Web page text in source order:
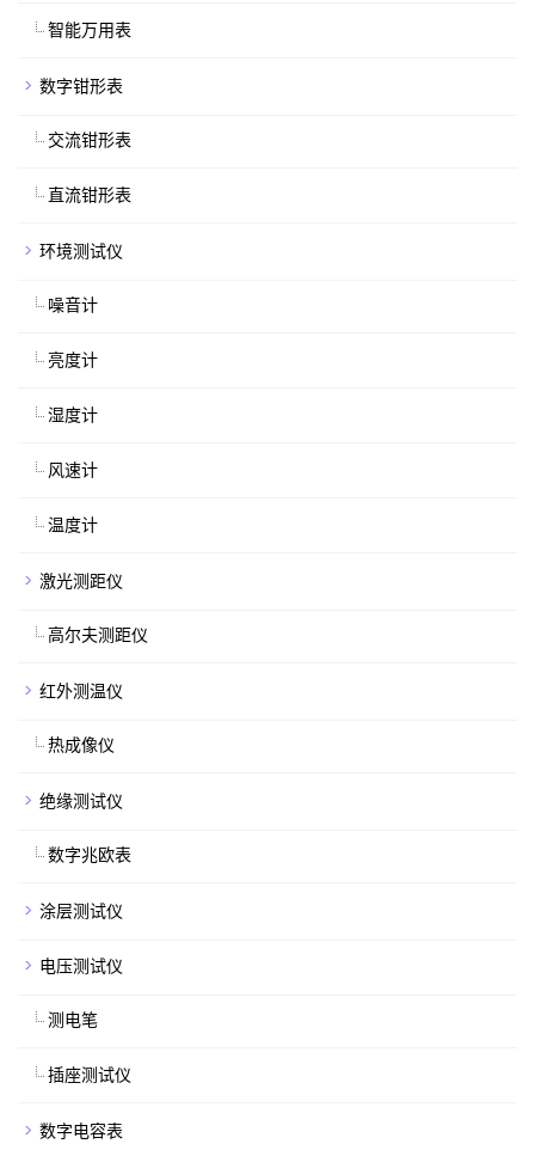
智能万用表
数字钳形表
交流钳形表
直流钳形表
环境测试仪
噪音计
亮度计
湿度计
风速计
温度计
激光测距仪
高尔夫测距仪
红外测温仪
热成像仪
绝缘测试仪
数字兆欧表
涂层测试仪
电压测试仪
测电笔
插座测试仪
数字电容表